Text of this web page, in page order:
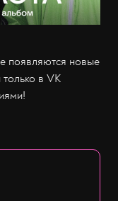
появляются новые
только в VK